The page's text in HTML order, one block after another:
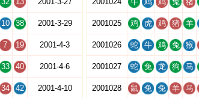
10 38 2001-3-29
7 19 2001-4-3
33 40 2001-4-6
34 42 2001-4-10
2001025 鸡 虎 鸡 猪 羊
2001026 蛇 牛 鸡 兔 猴
2001027 蛇 兔 龙 狗 马
2001028 鼠 兔 兔 羊 马